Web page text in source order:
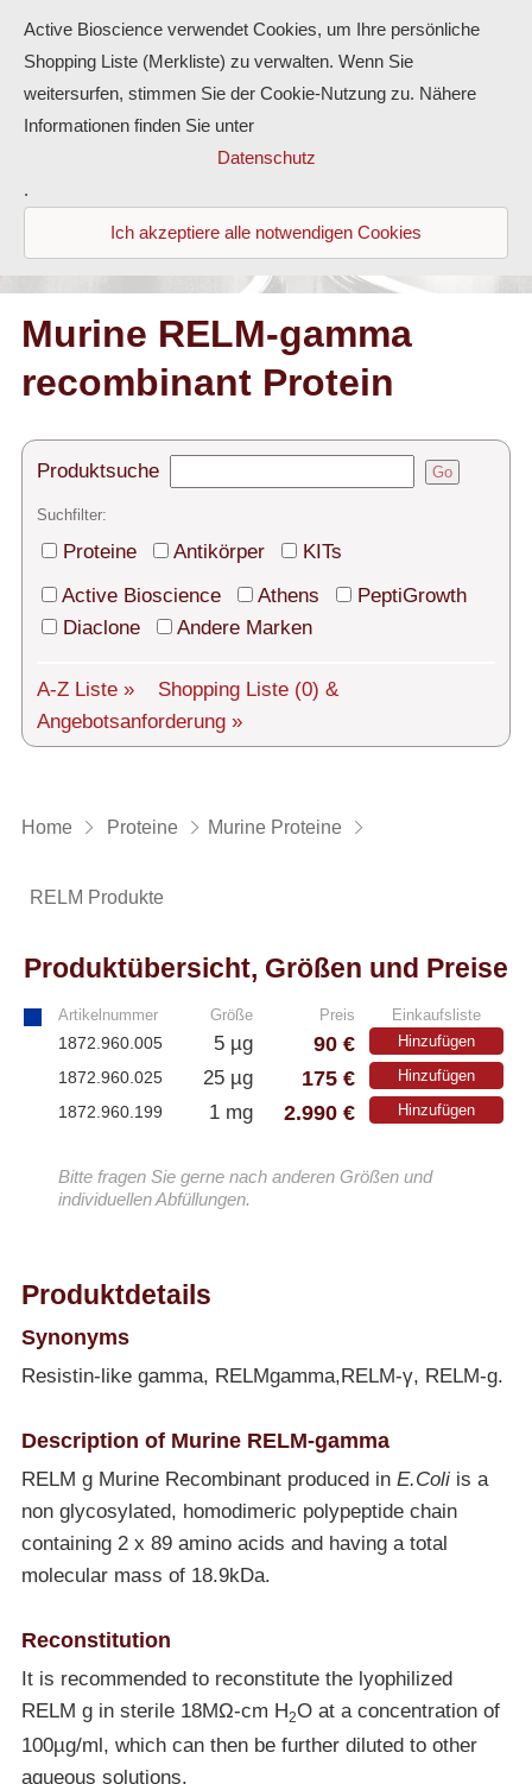
Antikörper
ELISA-Kits
Diaclone Produkte
Home
Kontakt
Versand
Über uns
Service
AGBs
Murine RELM-gamma
recombinant Protein
Produktsuche Go
Suchfilter:
Proteine Antikörper
KITs
Active Bioscience
Athens
PeptiGrowth
Diaclone
Andere Marken
A-Z Liste » Shopping Liste (0) &
Angebotsanforderung »
Home Proteine Murine Proteine
RELM Produkte
Produktübersicht, Größen und Preise
Artikelnummer Größe Preis Einkaufsliste
1872.960.005 5 µg 90 € Hinzufügen
1872.960.025 25 µg 175 € Hinzufügen
1872.960.199 1 mg 2.990 € Hinzufügen
Bitte fragen Sie gerne nach anderen Größen und
individuellen Abfüllungen.
Produktdetails
Synonyms
Resistin-like gamma, RELMgamma,RELM-γ, RELM-g.
Description of Murine RELM-gamma
RELM g Murine Recombinant produced in E.Coliis a
non glycosylated, homodimeric polypeptide chain
containing 2 x 89 amino acids and having a total
molecular mass of 18.9kDa.
Reconstitution
It is recommended to reconstitute the lyophilized
RELM g in sterile 18MΩ-cm H2O at a concentration of
100µg/ml, which can then be further diluted to other
aqueous solutions.
Active Bioscience verwendet Cookies, um Ihre persönliche
Shopping Liste (Merkliste) zu verwalten. Wenn Sie
weitersurfen, stimmen Sie der Cookie-Nutzung zu. Nähere
Informationen finden Sie unter
Datenschutz
.
Ich akzeptiere alle notwendigen Cookies